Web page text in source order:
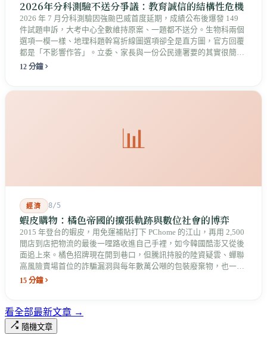
2026年分科測驗不送分爭議：教育誠信的結構性危機
2026 年 7 月分科測驗因強颱巴威首度延期，成績公布後爆發 149
件試題申訴，大考中心全數維持原案、一題都不送分。生物科兩個
選項一模一樣、地理科題幹寫折線圖選項卻全是直方圖，官方回覆
都是「不影響作答」。立委、家長與一份公民連署要的其實很簡
單：拿出能被檢驗的依據，而不只是一句結論。
12 分鐘
📊
經濟 8/5
蝦皮購物：橘色帝國的擴張軌跡與數位社會的博弈
2015 年登台的蝦皮，用免運補貼打下 PChome 的江山，再用 2,500
間店到店把物流的最後一哩路收進自己手裡，如今韓國酷澎又從後
面追上來。橘色招牌現在開到巷口，但騰訊持股的陸資疑雲、蟬聯
高風險賣場首位的詐騙漏洞與每年數萬公噸的包裝廢棄物，也一起
留在台灣的數位社會裡。
15 分鐘
看全部最新文章 →
隨機文章